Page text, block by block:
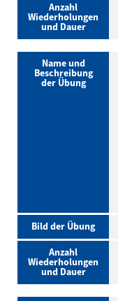
Anzahl
Wiederholungen
und Dauer
Name und
Beschreibung
der Übung
Bild der Übung
Anzahl
Wiederholungen
und Dauer